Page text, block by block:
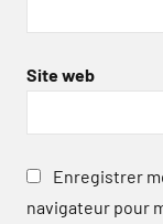
Site web
Enregistrer
navigateur pour